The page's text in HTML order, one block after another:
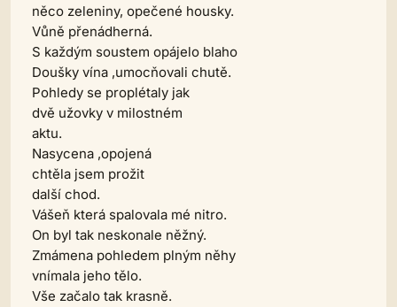
něco zeleniny, opečené housky.
Vůně přenádherná.
S každým soustem opájelo blaho
Doušky vína ,umocňovali chutě.
Pohledy se proplétaly jak
dvě užovky v milostném
aktu.
Nasycena ,opojená
chtěla jsem prožit
další chod.
Vášeň která spalovala mé nitro.
On byl tak neskonale něžný.
Zmámena pohledem plným něhy
vnímala jeho tělo.
Vše začalo tak krasně.